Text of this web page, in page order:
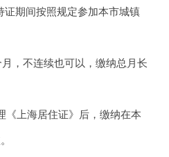
期间按照规定参加本市城镇
，不连续也可以，缴纳总月长
《上海居住证》后，缴纳在本